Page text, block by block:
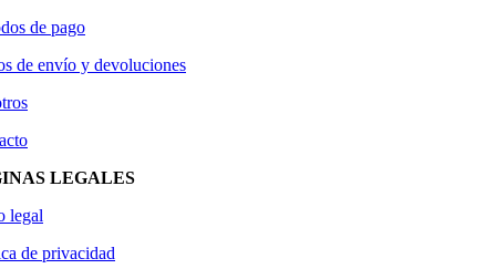
de pago
de envío y devoluciones
LEGALES
legal
de privacidad